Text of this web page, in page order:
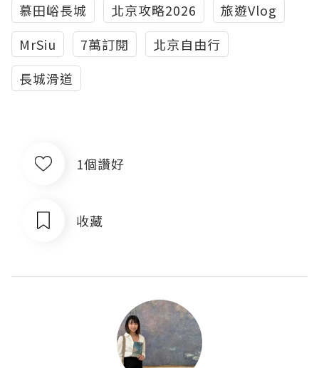
慕田峪長城
北京攻略2026
旅遊Vlog
MrSiu
7萬訂閱
北京自由行
長城滑道
1個讚好
收藏